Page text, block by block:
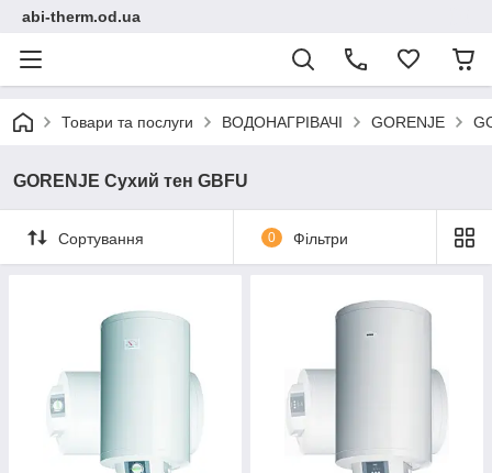
abi-therm.od.ua
Товари та послуги ВОДОНАГРІВАЧІ GORENJE
GORENJE Сухий тен GBFU
Сортування 0 Фільтри